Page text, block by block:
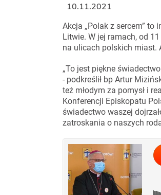
Akcja „Polak z sercem” to
Litwie. W jej ramach, od
na ulicach polskich miast.
„To jest piękne
- podkreślił bp Artur
też młodym za pomysł i
Konferencji Episkopatu
świadectwo waszej
zatroskania o naszych
10.11.2021